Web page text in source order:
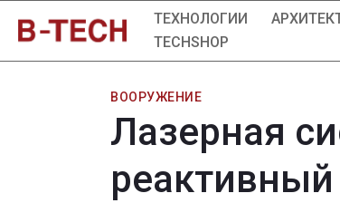
ТЕХНОЛОГИИ
TECHSHOP
ВООРУЖЕНИЕ
Лазерная